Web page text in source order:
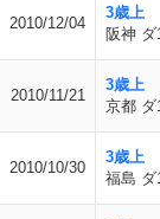
2010/12/04
3歳上
阪神
2010/11/21
3歳上
京都 ダ
2010/10/30
3歳上
福島 ダ